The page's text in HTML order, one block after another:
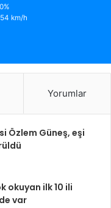
km/h
Yorumlar
Özlem Güneş, eşi
okuyan ilk 10 ili
var